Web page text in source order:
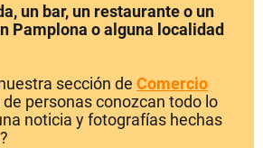
un bar, un restaurante o un
Pamplona o alguna localidad
sección de Comercio
personas conozcan todo lo
noticia y fotografías hechas